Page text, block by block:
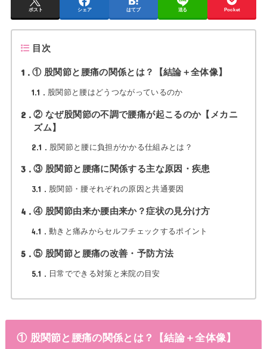
ポスト シェア はてブ 送る Pocket
目次
1 ① 股関節と腰痛の関係とは？【結論＋全体像】
1.1 股関節と腰はどうつながっているのか
2
② なぜ股関節の不調で腰痛が起こるのか【メカニ
ズム】
2.1 股関節と腰に負担がかかる仕組みとは？
3 ③ 股関節と腰痛に関係する主な原因・疾患
3.1 股関節・腰それぞれの原因と共通要因
4 ④ 股関節由来か腰由来か？症状の見分け方
4.1 動きと痛みからセルフチェックするポイント
5 ⑤ 股関節と腰痛の改善・予防方法
5.1 日常でできる対策と来院の目安
① 股関節と腰痛の関係とは？【結論＋全体像】